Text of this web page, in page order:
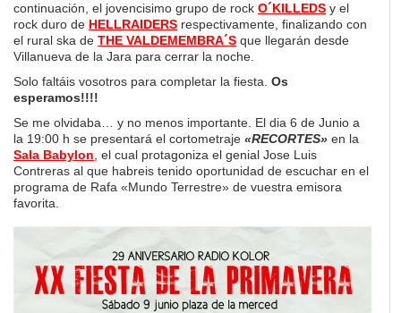
continuación, el jovencisimo grupo de rock O´KILLEDS y el
rock duro de HELLRAIDERS respectivamente, finalizando con
el rural ska de THE VALDEMEMBRA´S que llegarán desde
Villanueva de la Jara para cerrar la noche.
Solo faltáis vosotros para completar la fiesta. Os
esperamos!!!!
Se me olvidaba… y no menos importante. El dia 6 de Junio a
la 19:00 h se presentará el cortometraje «RECORTES» en la
Sala Babylon , el cual protagoniza el genial Jose Luis
Contreras al que habreis tenido oportunidad de escuchar en el
programa de Rafa «Mundo Terrestre» de vuestra emisora
favorita.